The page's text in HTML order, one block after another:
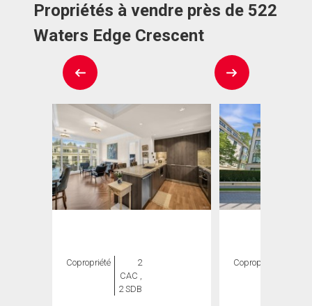
Propriétés à vendre près de 522
Waters Edge Crescent
Copropriété
2
CAC ,
2 SDB
Copropriété